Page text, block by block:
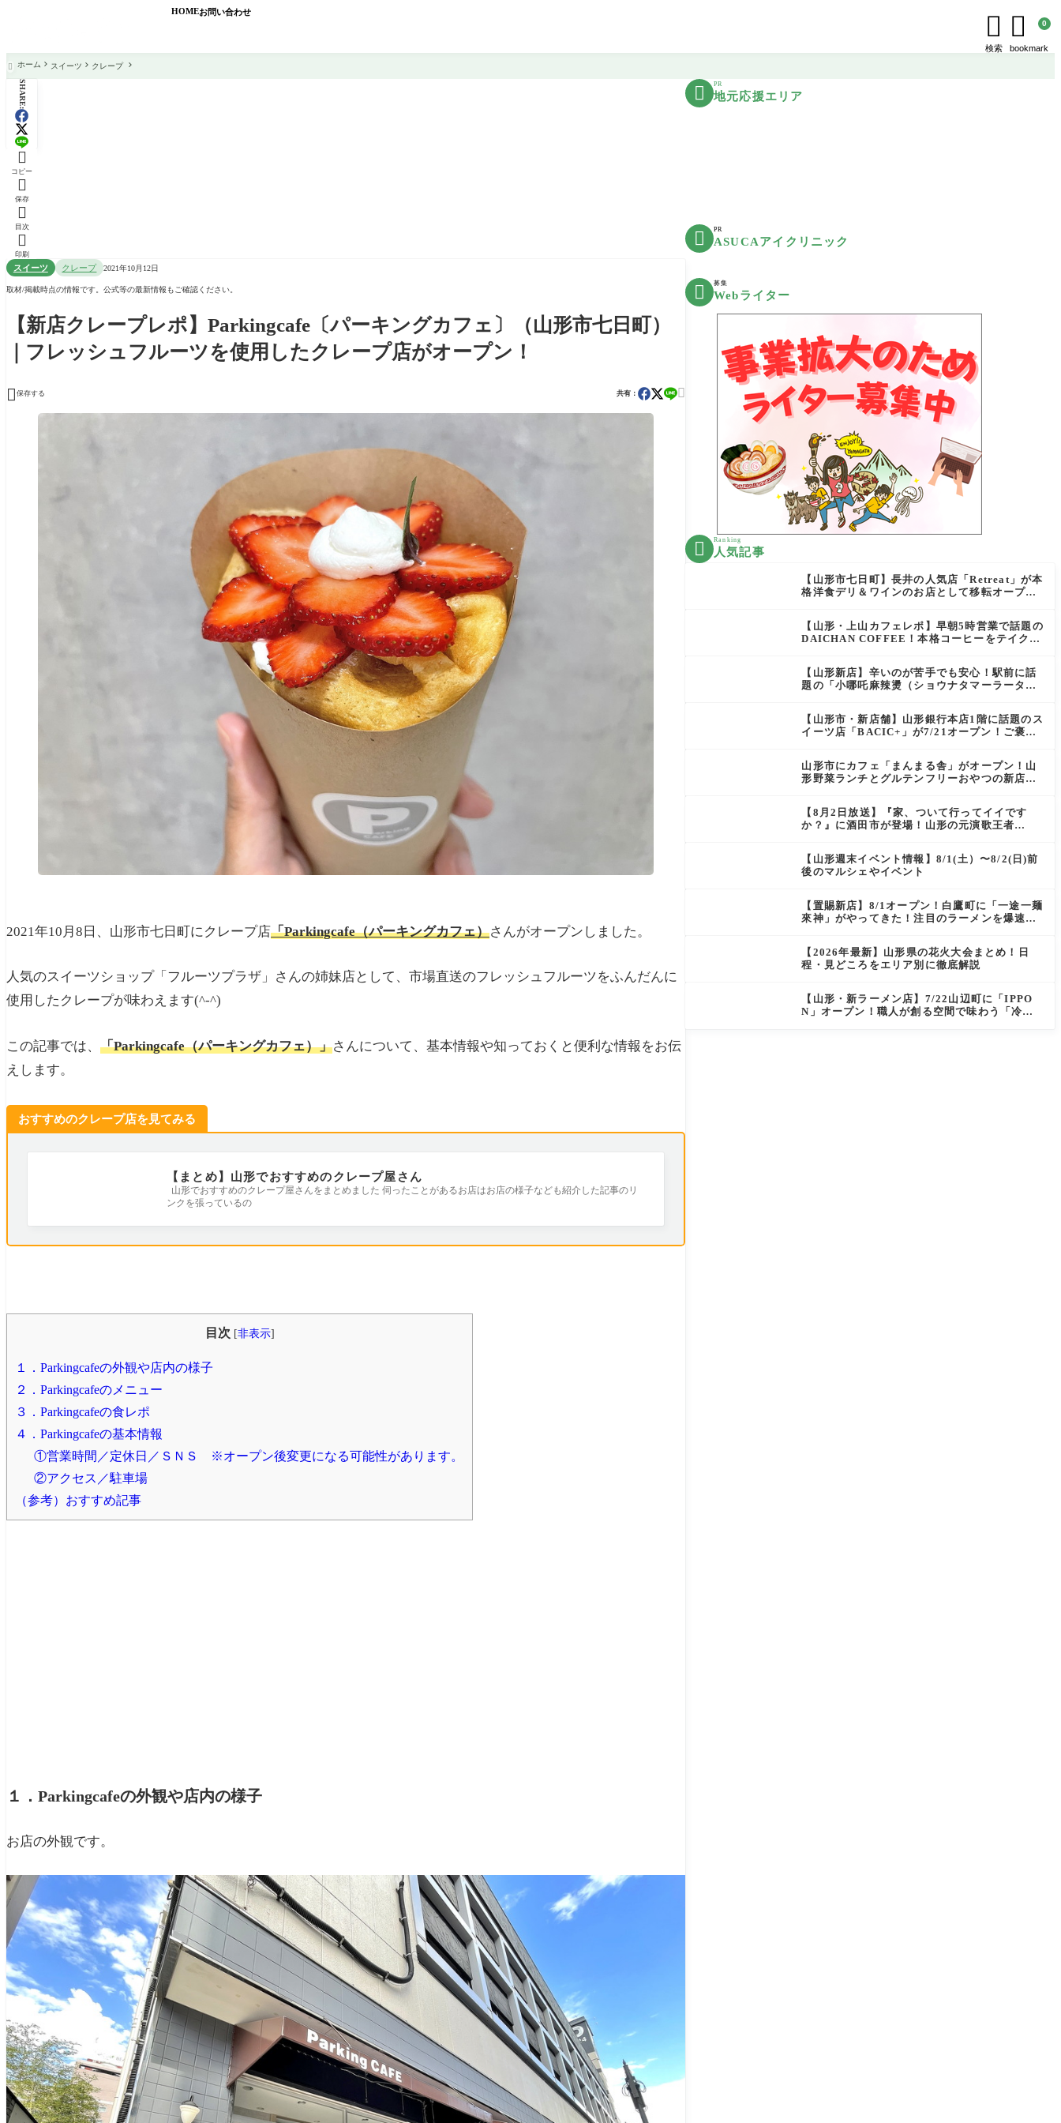
HOMEお問い合わせ 
検索
 0
bookmark
 ホーム スイーツ クレープ
SHARE:

コピー

保存

目次

印刷
スイーツ クレープ 2021年10月12日
取材/掲載時点の情報です。公式等の最新情報もご確認ください。
【新店クレープレポ】Parkingcafe〔パーキングカフェ〕（山形市七日町）
｜フレッシュフルーツを使用したクレープ店がオープン！
 保存する 共有： 
2021年10月8日、山形市七日町にクレープ店「Parkingcafe（パーキングカフェ）さんがオープンしました。
人気のスイーツショップ「フルーツプラザ」さんの姉妹店として、市場直送のフレッシュフルーツをふんだんに
使用したクレープが味わえます(^-^)
この記事では、 「Parkingcafe（パーキングカフェ）」さんについて、基本情報や知っておくと便利な情報をお伝
えします。
おすすめのクレープ店を見てみる
【まとめ】山形でおすすめのクレープ屋さん
山形でおすすめのクレープ屋さんをまとめました 伺ったことがあるお店はお店の様子なども紹介した記事のリ
ンクを張っているの
目次 [非表示]
１．Parkingcafeの外観や店内の様子
２．Parkingcafeのメニュー
３．Parkingcafeの食レポ
４．Parkingcafeの基本情報
①営業時間／定休日／ＳＮＳ ※オープン後変更になる可能性があります。
②アクセス／駐車場
（参考）おすすめ記事
１．Parkingcafeの外観や店内の様子
お店の外観です。
 PR
地元応援エリア
 PR
ASUCAアイクリニック
 募集
Webライター
 Ranking
人気記事
【山形市七日町】長井の人気店「Retreat」が本
格洋食デリ＆ワインのお店として移転オープン
【山形・上山カフェレポ】早朝5時営業で話題の
DAICHAN COFFEE！本格コーヒーをテイクア
【山形新店】辛いのが苦手でも安心！駅前に話
題の「小哪吒麻辣燙（ショウナタマーラータ
【山形市・新店舗】山形銀行本店1階に話題のス
イーツ店「BACIC+」が7/21オープン！ご褒美
山形市にカフェ「まんまる舎」がオープン！山
形野菜ランチとグルテンフリーおやつの新店情
【8月2日放送】『家、ついて行ってイイです
か？』に酒田市が登場！山形の元演歌王者
【山形週末イベント情報】8/1(土）〜8/2(日)前
後のマルシェやイベント
【置賜新店】8/1オープン！白鷹町に「一途一麺
來神」がやってきた！注目のラーメンを爆速実
【2026年最新】山形県の花火大会まとめ！日
程・見どころをエリア別に徹底解説
【山形・新ラーメン店】7/22山辺町に「IPPO
N」オープン！職人が創る空間で味わう「冷た